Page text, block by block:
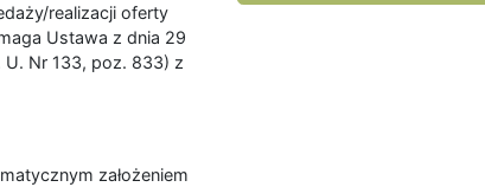
realizacji oferty
Ustawa z dnia 29
Nr 133, poz. 833) z
założeniem